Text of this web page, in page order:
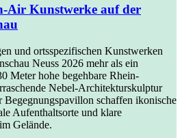
Air Kunstwerke auf der
und ortsspezifischen Kunstwerken
Neuss 2026 mehr als ein
Meter hohe begehbare Rhein-
Nebel-Architekturskulptur
Begegnungspavillon schaffen ikonische
Aufenthaltsorte und klare
Gelände.